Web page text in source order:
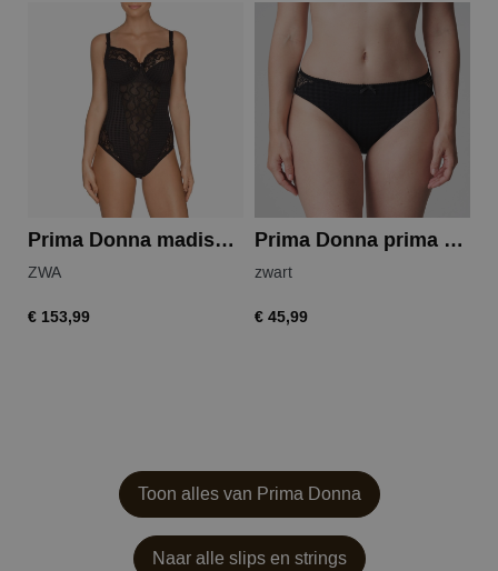
Prima Donna madison body
ZWA
€ 153,99
Prima Donna prima donna madison rioslip
zwart
€ 45,99
Toon alles van Prima Donna
Naar alle slips en strings